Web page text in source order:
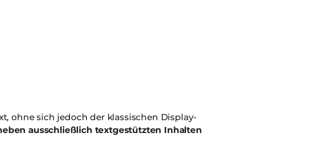
ohne sich jedoch der klassischen Display-
ausschließlich textgestützten Inhalten